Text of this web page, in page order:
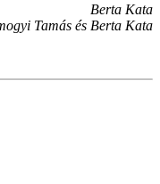
Berta Kata
Tamás és Berta Kata